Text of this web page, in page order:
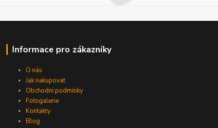
Informace pro zákazníky
O nás
Jak nakupovat
Obchodní podmínky
Fotogalerie
Kontakty
Blog